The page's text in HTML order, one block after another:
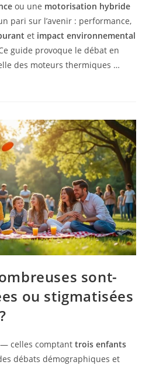
ou une motorisation hybride
pari sur l’avenir : performance,
et impact environnemental
guide provoque le débat en
des moteurs thermiques …
sont-
ou stigmatisées
— celles comptanttrois enfants
débats démographiques et